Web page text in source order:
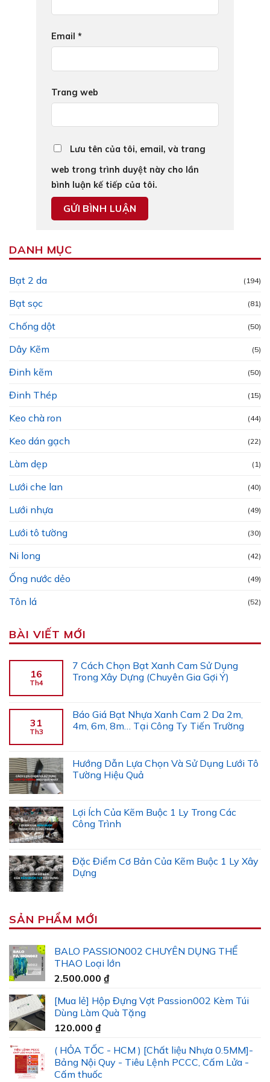
Email *
Trang web
Lưu tên của tôi, email, và trang
web trong trình duyệt này cho lần
bình luận kế tiếp của tôi.
DANH MỤC
Bạt 2 da (194)
Bạt sọc (81)
Chống dột (50)
Dây Kẽm (5)
Đinh kẽm (50)
Đinh Thép (15)
Keo chà ron (44)
Keo dán gạch (22)
Làm dẹp (1)
Lưới che lan (40)
Lưới nhựa (49)
Lưới tô tường (30)
Ni long (42)
Ống nước dẻo (49)
Tôn lá (52)
BÀI VIẾT MỚI
16
Th4
7 Cách Chọn Bạt Xanh Cam Sử Dụng
Trong Xây Dựng (Chuyên Gia Gợi Ý)
31
Th3
Báo Giá Bạt Nhựa Xanh Cam 2 Da 2m,
4m, 6m, 8m… Tại Công Ty Tiến Trường
Hướng Dẫn Lựa Chọn Và Sử Dụng Lưới Tô
Tường Hiệu Quả
Lợi Ích Của Kẽm Buộc 1 Ly Trong Các
Công Trình
Đặc Điểm Cơ Bản Của Kẽm Buộc 1 Ly Xây
Dựng
SẢN PHẨM MỚI
BALO PASSION002 CHUYÊN DỤNG THỂ
THAO Loại lớn
2.500.000 ₫
[Mua lẻ] Hộp Đựng Vợt Passion002 Kèm Túi
Dùng Làm Quà Tặng
120.000 ₫
( HỎA TỐC - HCM ) [Chất liệu Nhựa 0.5MM]-
Bảng Nội Quy - Tiêu Lệnh PCCC, Cấm Lửa -
Cấm thuốc